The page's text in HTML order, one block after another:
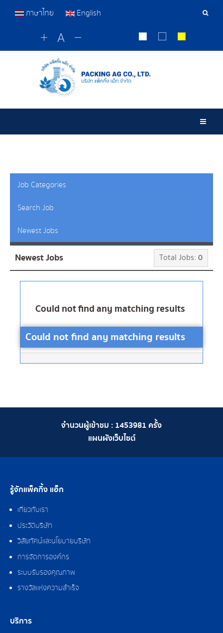
เครื่อ
ภาษาไทย English
Job Categories
Search Job
Newest Jobs
Newest Jobs Total Jobs: 0
Could not find any matching results
Could not find any matching results
จำนวนผู้เข้าชม : 1453981 ครั้ง
แผนผังเว็บไซต์
รู้จักแพ็คกิ้ง แอ็ก
เกี่ยวกับเรา
ประวัติบริษัท
วิสัยทัศน์และนโยบายบริษัท
การจัดการองค์กร
ระบบรับรองคุณภาพ
รางวัลแห่งความสำเร็จ
บริการ